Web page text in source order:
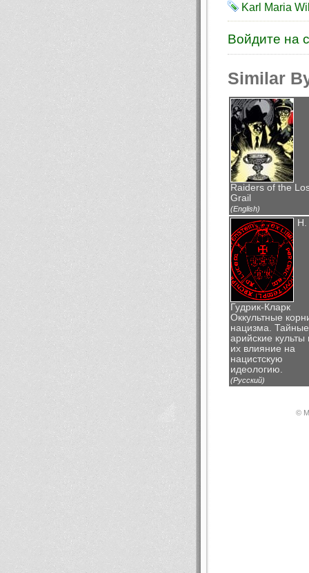
Karl Maria
Войдите на
Similar
Raiders of the
Grail
(English)
Н.
Гудрик-Кларк
Оккультные
нацизма. Тайные
арийские культы
их влияние на
нацистскую
идеологию.
(Русский)
©